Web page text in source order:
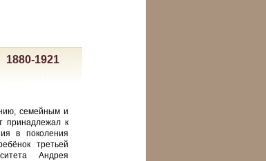
1880-1921
семейным и
принадлежал к
в поколения
третьей
Андрея